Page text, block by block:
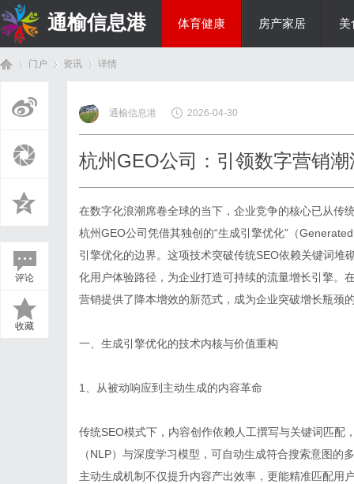
通榆信息港 体育健康 房产家居 美
门户 资讯
›
详情
评论
收藏
通榆信息港 2026-04-30
杭州GEO公司：引领数字营销潮
在数字化浪潮席卷全球的当下，企业竞争的核心已从传
杭州GEO公司凭借其独创的“生成引擎优化”（
引擎优化的边界。这项技术突破传统SEO依赖关键词
化用户体验路径，为企业打造可持续的流量增长引擎。
营销提供了降本增效的新范式，成为企业突破增长瓶颈
一、生成引擎优化的技术内核与价值重构
1、从被动响应到主动生成的内容革命
传统SEO模式下，内容创作依赖人工撰写与关键词匹配
（NLP）与深度学习模型，可自动生成符合搜索意图的
主动生成机制不仅提升内容产出效率，更能精准匹配用